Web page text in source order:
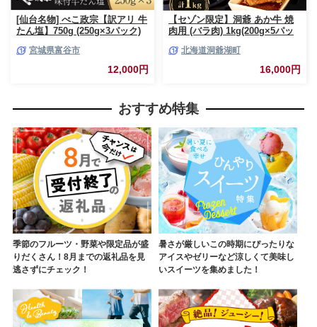
[仙台名物] べこ政宗【訳アリ 牛
たん塩】750g (250g×3パック)
[0256]宮城県富谷市
12,000円
【セゾン限定】洞爺 あか牛 焼
肉用 (バラ肉) 1kg(200g×5パッ
ーベキュー おうち焼肉 BBQ ジ
ューシー ヘルシー 赤身本来の
北海道洞爺湖町
16,000円
おすすめ特集
季節のフルーツ・野菜や限定品が盛
りだくさん！8月までの返礼品を見
逃さずにチェック！
暑さが厳しいこの時期にぴったりな
アイスやゼリーなど涼しくて美味し
いスイーツを集めました！